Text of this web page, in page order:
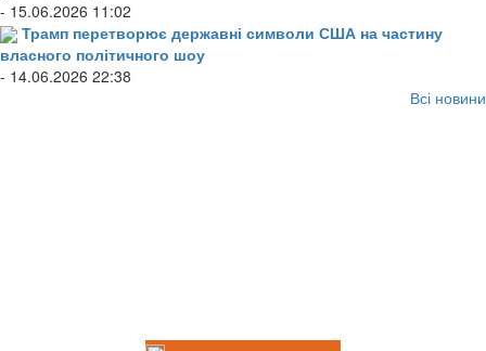
- 15.06.2026 11:02
Трамп перетворює державні символи США на частину
власного політичного шоу
- 14.06.2026 22:38
Всі новини